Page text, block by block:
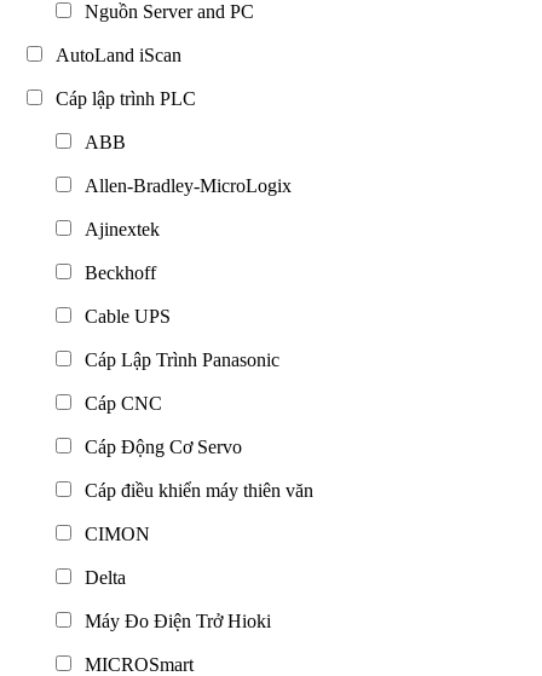
Nguồn Server and PC
AutoLand iScan
Cáp lập trình PLC
ABB
Allen-Bradley-MicroLogix
Ajinextek
Beckhoff
Cable UPS
Cáp Lập Trình Panasonic
Cáp CNC
Cáp Động Cơ Servo
Cáp điều khiển máy thiên văn
CIMON
Delta
Máy Đo Điện Trở Hioki
MICROSmart